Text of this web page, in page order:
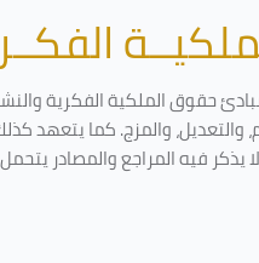
حقوق الملكية الفكرية
والمزج. كما يتعهد
فيه المراجع والمصادر